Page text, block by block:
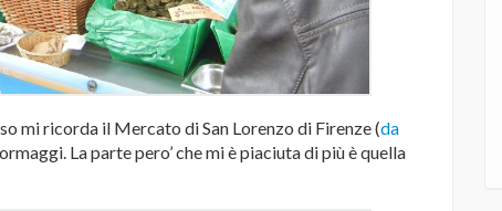
mi ricorda il Mercato di San Lorenzo di Firenze (da
La parte pero’ che mi è piaciuta di più è quella